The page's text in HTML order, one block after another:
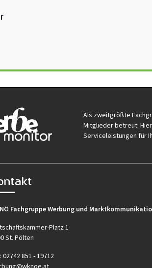
Als zweitgrößte
Mitglieder betreut.
Serviceleistungen für
Fachgruppe Werbung und
Platz 1
St. Pölten
02742 851 - 19712